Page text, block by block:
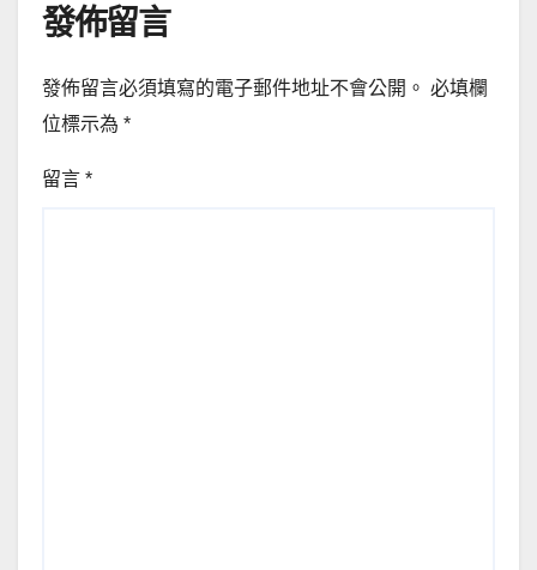
發佈留言
發佈留言必須填寫的電子郵件地址不會公開。 必填欄
位標示為 *
留言 *